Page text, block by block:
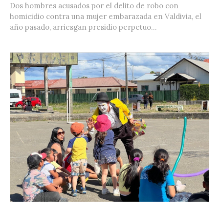
Dos hombres acusados por el delito de robo con
homicidio contra una mujer embarazada en Valdivia, el
año pasado, arriesgan presidio perpetuo...